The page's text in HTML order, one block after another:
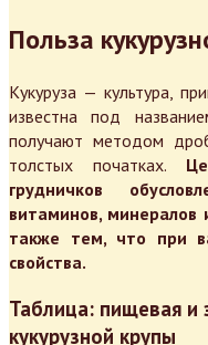
Польза
Кукуруза — культура,
известна под
получают методом
толстых початках.
грудничков
витаминов, минералов
также тем, что при
свойства.
Таблица: пищевая и
кукурузной крупы